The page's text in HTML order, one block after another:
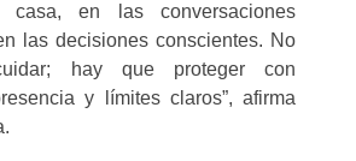
casa, en las conversaciones
las decisiones conscientes. No
hay que proteger con
y límites claros”, afirma